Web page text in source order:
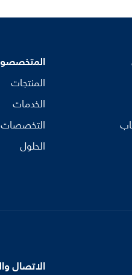
المنتجات
الخدمات
التخصصات
الحلول
الاتصال